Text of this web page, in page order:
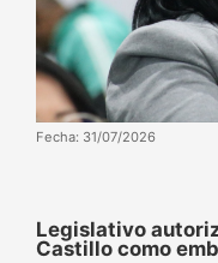
Fecha: 31/07/2026
‌‎Legislativo
Castillo como